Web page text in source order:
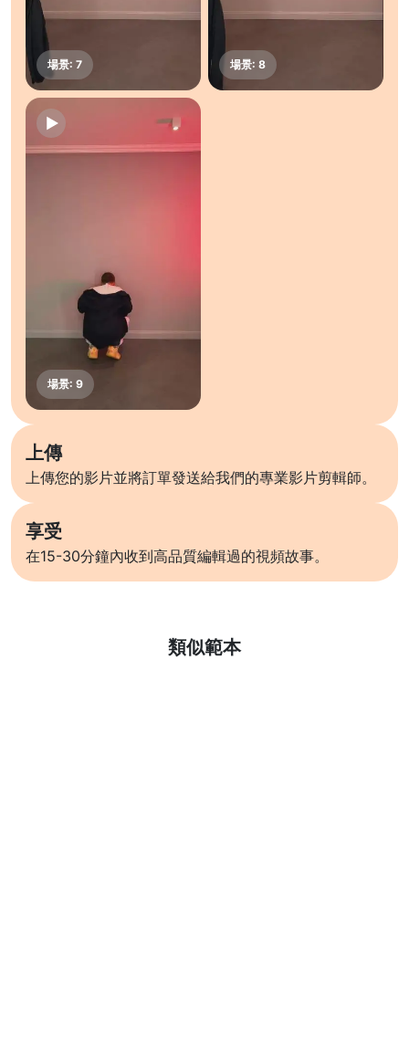
上傳
上傳您的影片並將訂單發送給我們的專業影片剪輯師。
享受
在15-30分鐘內收到高品質編輯過的視頻故事。
類似範本
了解更多